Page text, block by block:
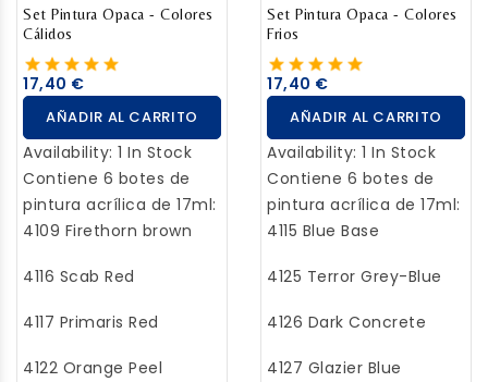
Set Pintura Opaca - Colores
Cálidos
17,40 €
AÑADIR AL CARRITO
Availability: 1 In Stock
Contiene 6 botes de
pintura acrílica de 17ml:
4109 Firethorn brown
4116 Scab Red
4117 Primaris Red
4122 Orange Peel
Set Pintura Opaca - Colores
Frios
17,40 €
AÑADIR AL CARRITO
Availability: 1 In Stock
Contiene 6 botes de
pintura acrílica de 17ml:
4115 Blue Base
4125 Terror Grey-Blue
4126 Dark Concrete
4127 Glazier Blue